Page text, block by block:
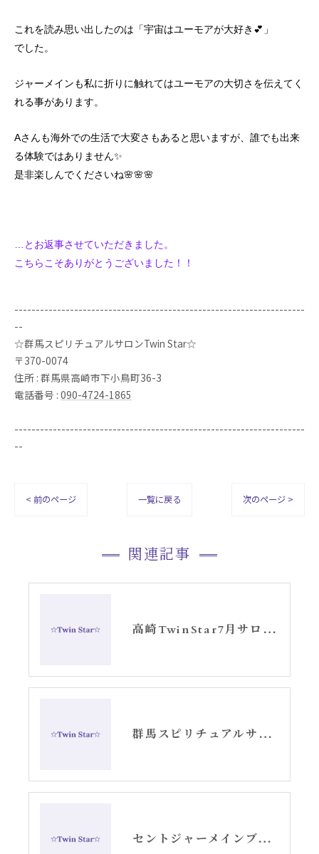
これを読み思い出したのは「宇宙はユーモアが大好き💕」
でした。
ジャーメインも私に折りに触れてはユーモアの大切さを伝えてく
れる事があります。
Aさんも海外での生活で大変さもあると思いますが、誰でも出来
る体験ではありません✨
是非楽しんでくださいね🌸🌸🌸
…とお返事させていただきました。
こちらこそありがとうございました！！
--------------------------------------------------------------------
--
☆群馬スピリチュアルサロンTwin Star☆
〒370-0074
住所 : 群馬県高崎市下小鳥町36-3
電話番号 : 090-4724-1865
--------------------------------------------------------------------
--
< 前のページ 一覧に戻る 次のページ >
関連記事
高崎TwinStar7月サロンお知らせ
群馬スピリチュアルサロンTwinStar5月お知らせ
セントジャーメインブレッシングカードリーディング